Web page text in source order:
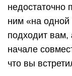
недостаточно
ним «на одной
подходит вам,
начале
что вы